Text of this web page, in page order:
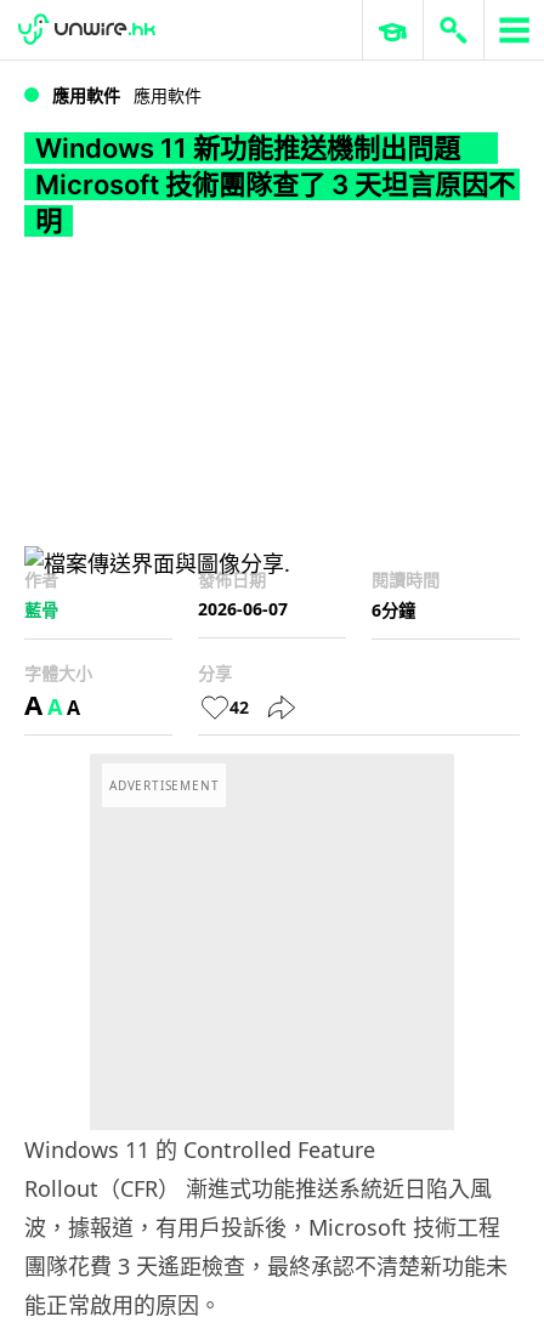
WWDC 2026 ERP 與商業 AI
應用軟件 應用軟件
Windows 11 新功能推送機制出問題
Microsoft 技術團隊查了 3 天坦言原因不
明
作者
藍骨
發佈日期
2026-06-07
閱讀時間
6分鐘
字體大小
AAA
分享
42
ADVERTISEMENT
Windows 11 的 Controlled Feature
Rollout（CFR） 漸進式功能推送系統近日陷入風
波，據報道，有用戶投訴後，Microsoft 技術工程
團隊花費 3 天遙距檢查，最終承認不清楚新功能未
能正常啟用的原因。